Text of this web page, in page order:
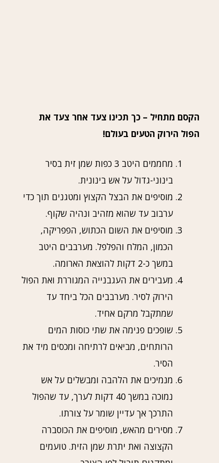
הקסם מתחיל – כך תכינו צעד אחר צעד את
הפול הירוק הטעים בעולם!
מחממים היטב 3 כפות שמן זית בסיר
בינוני-גדול על אש בינונית.
מוסיפים את הבצל הקצוץ ומטגנים תוך כדי
ערבוב עד שהוא מזהיב ונהיה שקוף.
מוסיפים את השום הכתוש, הפפריקה,
הכמון, המלח והפלפל. מערבבים היטב
במשך כ-2 דקות להוצאת הארומה.
מעבירים את העגבנייה המגוררת ואת הפול
הירוק לסיר. מערבבים הכל ביחד עד
שמתקבל מרקם אחיד.
שופכים פנימה את שתי כוסות המים
הרותחים, מביאים לרתיחה ומכסים מיד את
הסיר.
מנמיכים את הלהבה ומבשלים על אש
נמוכה במשך 40 דקות לערך, עד שהפול
התרכך אך עדיין שומר על צורתו.
מסירים מהאש, מוסיפים את הכוסברה
הקצוצה ואת יתרת שמן הזית. טועמים